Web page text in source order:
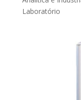
Laboratório